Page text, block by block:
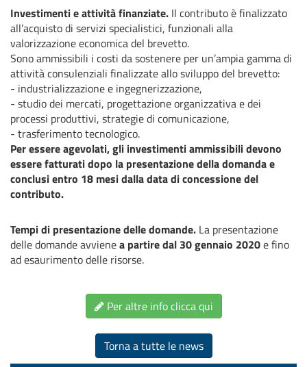
Investimenti e attività finanziate. Il contributo è finalizzato
all’acquisto di servizi specialistici, funzionali alla
valorizzazione economica del brevetto.
Sono ammissibili i costi da sostenere per un’ampia gamma di
attività consulenziali finalizzate allo sviluppo del brevetto:
- industrializzazione e ingegnerizzazione,
- studio dei mercati, progettazione organizzativa e dei
processi produttivi, strategie di comunicazione,
- trasferimento tecnologico.
Per essere agevolati, gli investimenti ammissibili devono
essere fatturati dopo la presentazione della domanda e
conclusi entro 18 mesi dalla data di concessione del
contributo.
Tempi di presentazione delle domande. La presentazione
delle domande avvienea partire dal 30 gennaio 2020e fino
ad esaurimento delle risorse.
Per altre info clicca qui
Torna a tutte le news